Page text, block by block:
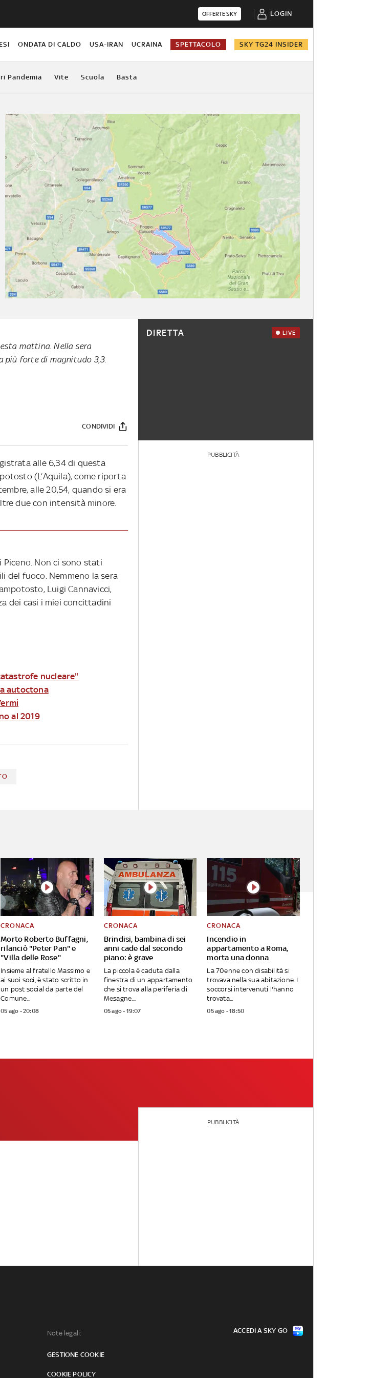
OFFERTE SKY LOGIN
ONDATA DI CALDO USA-IRAN UCRAINA SPETTACOLO SKY TG24 INSIDER
Pandemia Vite Scuola Basta
mattina. Nella sera
più forte di magnitudo 3,3.
CONDIVIDI
alle 6,34 di questa
(L’Aquila), come riporta
alle 20,54, quando si era
due con intensità minore.
Piceno. Non ci sono stati
del fuoco. Nemmeno la sera
Luigi Cannavicci,
dei casi i miei concittadini
nucleare"
autoctona
al 2019
DIRETTA LIVE
PUBBLICITÀ
Morto Roberto Buffagni,
rilanciò "Peter Pan" e
"Villa delle Rose"
CRONACA
Insieme al fratello Massimo e
ai suoi soci, è stato scritto in
un post social da parte del
Comune...
05 ago - 20:08
Brindisi, bambina di sei
anni cade dal secondo
piano: è grave
CRONACA
La piccola è caduta dalla
finestra di un appartamento
che si trova alla periferia di
Mesagne....
05 ago - 19:07
Incendio in
appartamento a Roma,
morta una donna
CRONACA
La 70enne con disabilità si
trovava nella sua abitazione. I
soccorsi intervenuti l'hanno
trovata...
05 ago - 18:50
PUBBLICITÀ
Note legali:
GESTIONE COOKIE
COOKIE POLICY
ACCEDI A SKY GO